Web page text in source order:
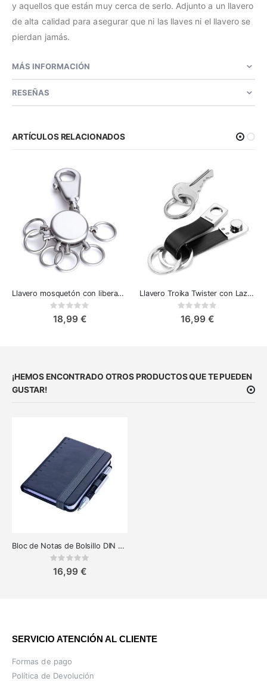
y aquellos que están muy cerca de serlo. Adjunto a un llavero
de alta calidad para asegurar que ni las llaves ni el llavero se
pierdan jamás.
MÁS INFORMACIÓN
RESEÑAS
ARTÍCULOS RELACIONADOS
Llavero mosquetón con liberación rápida - Troika Patent
Rating:
18,99 €
Llavero Troika Twister con Lazo de Cuero y Cierre de Giro
Rating:
16,99 €
¡HEMOS ENCONTRADO OTROS PRODUCTOS QUE TE PUEDEN
GUSTAR!
Bloc de Notas de Bolsillo DIN A7 con Tool Pen Negro
Rating:
16,99 €
SERVICIO ATENCIÓN AL CLIENTE
Formas de pago
Política de Devolución